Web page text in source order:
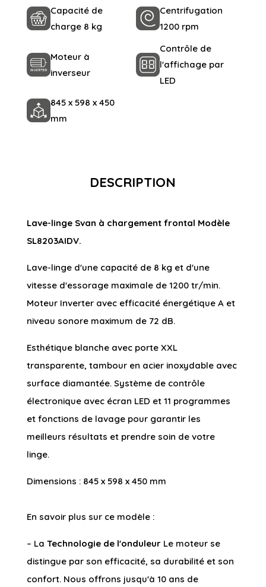
Capacité de
charge 8 kg
Centrifugation
1200 rpm
Moteur à
inverseur
Contrôle de
l'affichage par
LED
845 x 598 x 450
mm
DESCRIPTION
Lave-linge Svan à chargement frontal Modèle
SL8203AIDV.
Lave-linge d'une capacité de 8 kg et d'une
vitesse d'essorage maximale de 1200 tr/min.
Moteur Inverter avec efficacité énergétique A et
niveau sonore maximum de 72 dB.
Esthétique blanche avec porte XXL
transparente, tambour en acier inoxydable avec
surface diamantée. Système de contrôle
électronique avec écran LED et 11 programmes
et fonctions de lavage pour garantir les
meilleurs résultats et prendre soin de votre
linge.
Dimensions : 845 x 598 x 450 mm
En savoir plus sur ce modèle :
– La Technologie de l'onduleurLe moteur se
distingue par son efficacité, sa durabilité et son
confort. Nous offrons jusqu'à 10 ans de